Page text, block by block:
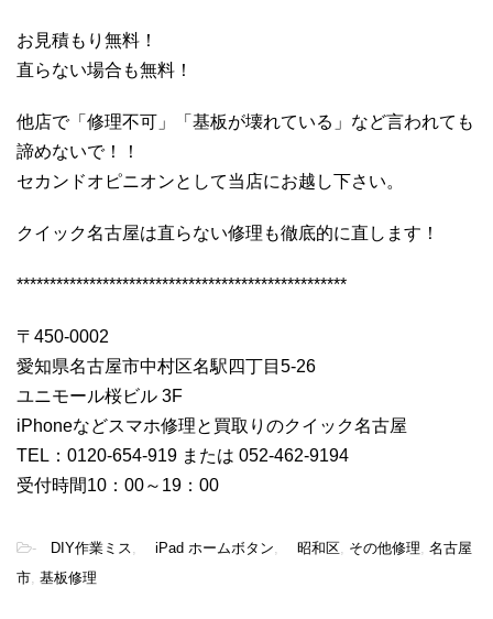
お見積もり無料！
直らない場合も無料！
他店で「修理不可」「基板が壊れている」など言われても
諦めないで！！
セカンドオピニオンとして当店にお越し下さい。
クイック名古屋は直らない修理も徹底的に直します！
**************************************************
〒450-0002
愛知県名古屋市中村区名駅四丁目5-26
ユニモール桜ビル 3F
iPhoneなどスマホ修理と買取りのクイック名古屋
TEL：0120-654-919 または 052-462-9194
受付時間10：00～19：00
- DIY作業ミス, iPad ホームボタン, 昭和区, その他修理, 名古屋
市, 基板修理